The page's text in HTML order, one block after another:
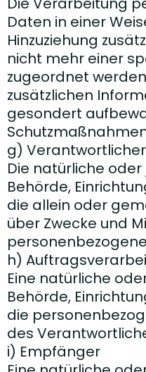
Daten in einer
Hinzuziehung
nicht mehr einer
zugeordnet
zusätzlichen
gesondert
g) Verantwortlicher
Die natürliche
Behörde,
die allein oder
über Zwecke und
h)
Eine natürliche
Behörde,
die
des
i) Empfänger